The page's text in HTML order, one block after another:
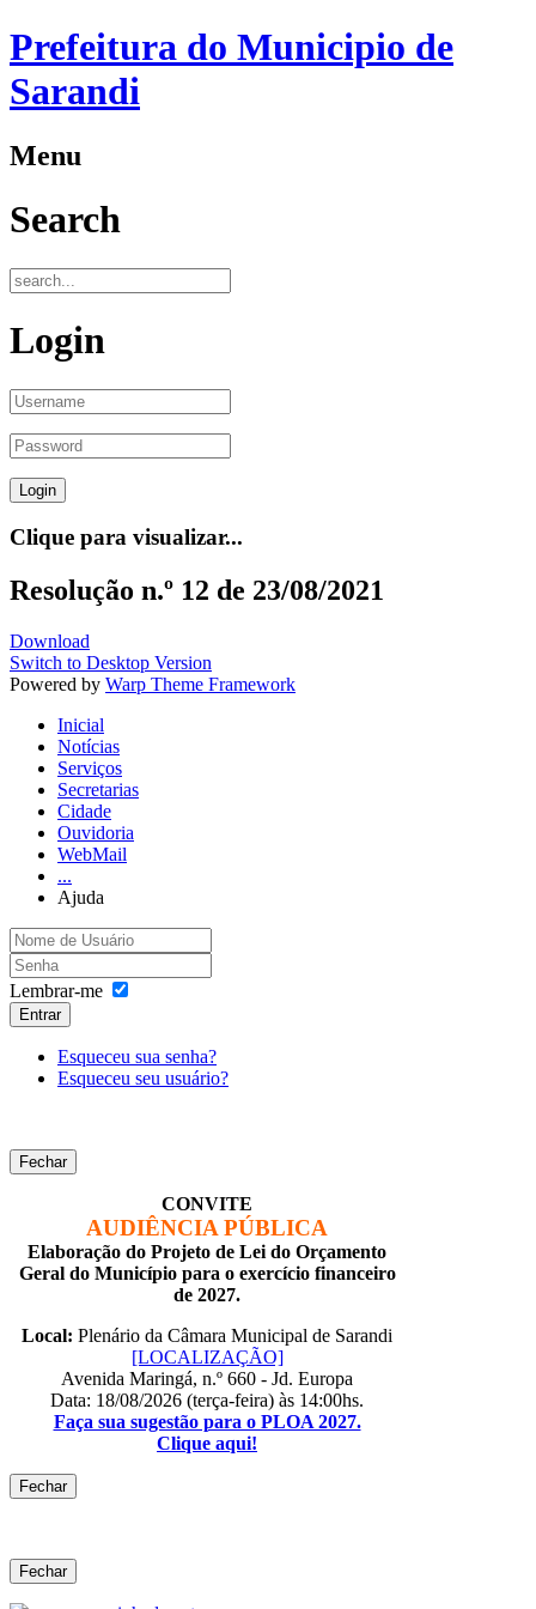
Prefeitura do Municipio de
Sarandi
Menu
Search
Login
Clique para visualizar...
Resolução n.º 12 de 23/08/2021
Download
Switch to Desktop Version
Powered by Warp Theme Framework
Inicial
Notícias
Serviços
Secretarias
Cidade
Ouvidoria
WebMail
...
Ajuda
Lembrar-me
Entrar
Esqueceu sua senha?
Esqueceu seu usuário?
Fechar
CONVITE
AUDIÊNCIA PÚBLICA
Elaboração do Projeto de Lei do Orçamento
Geral do Município para o exercício financeiro
de 2027.
Local: Plenário da Câmara Municipal de Sarandi
[LOCALIZAÇÃO]
Avenida Maringá, n.º 660 - Jd. Europa
Data: 18/08/2026 (terça-feira) às 14:00hs.
Faça sua sugestão para o PLOA 2027.
Clique aqui!
Fechar
Fechar